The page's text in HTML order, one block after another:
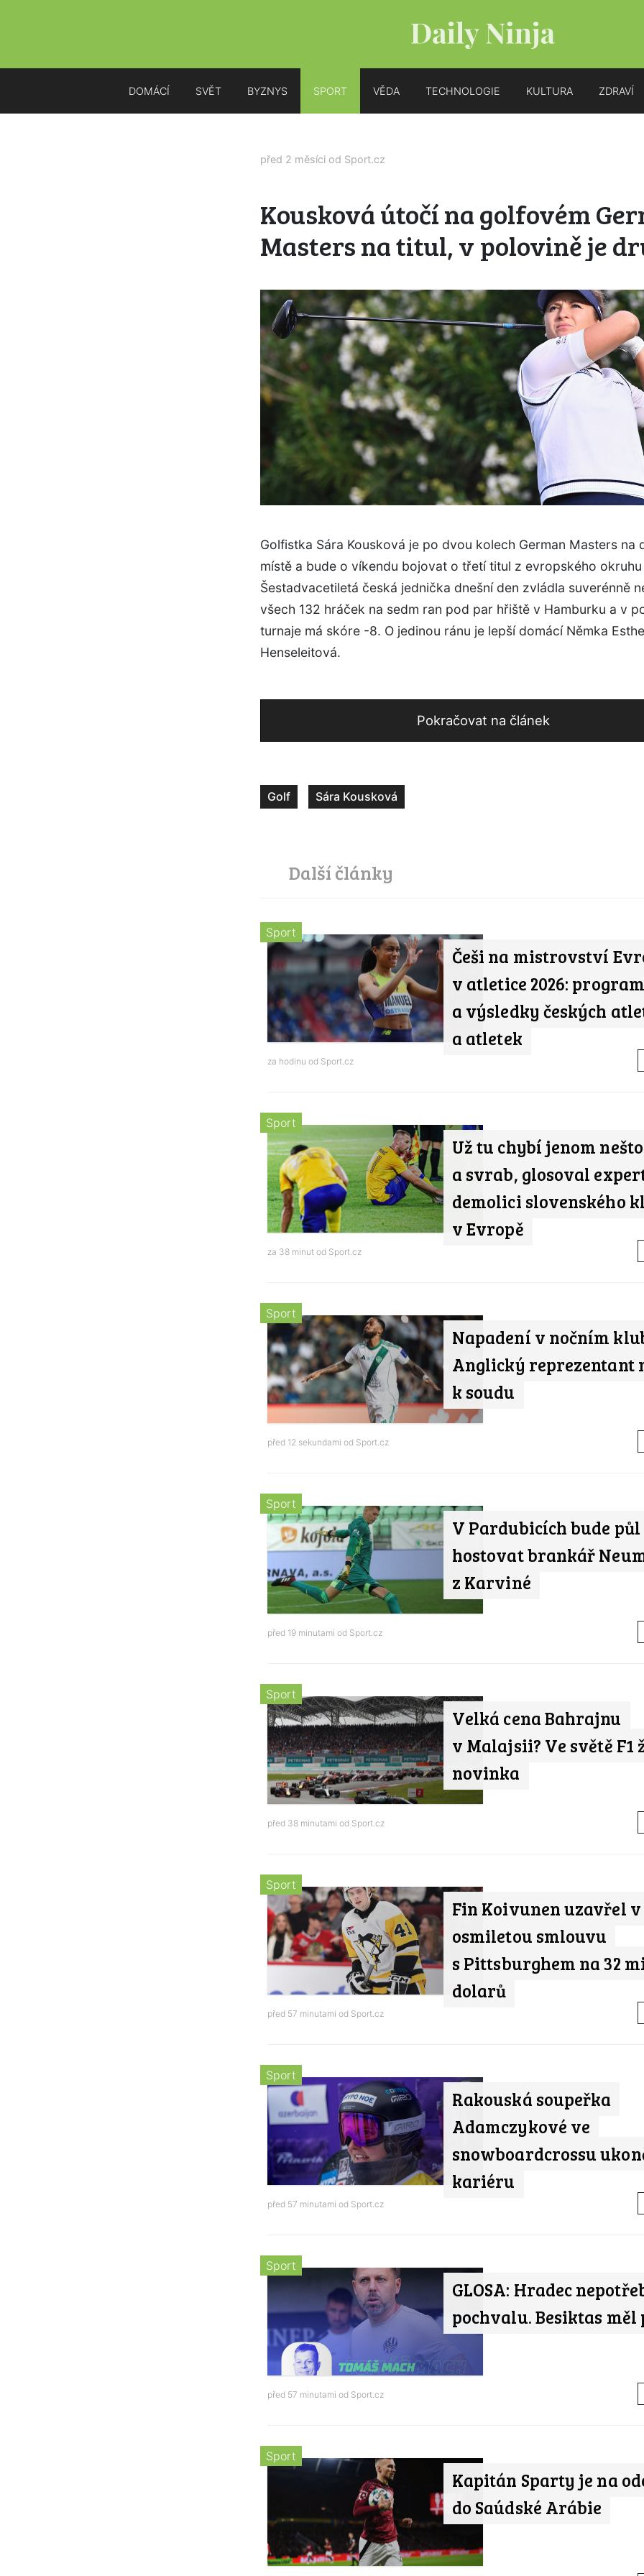
DOMÁCÍ SVĚT BYZNYS SPORT VĚDA TECHNOLOGIE KULTURA ZDRAVÍ
před 2 měsíci od Sport.cz
Kousková útočí na golfovém
Masters na titul, v polovině je
Golfistka Sára Kousková je po dvou kolech German Masters na
místě a bude o víkendu bojovat o třetí titul z evropského okruhu
Šestadvacetiletá česká jednička dnešní den zvládla suverénně
všech 132 hráček na sedm ran pod par hřiště v Hamburku a v
turnaje má skóre -8. O jedinou ránu je lepší domácí Němka
Henseleitová.
Pokračovat na článek
Golf Sára Kousková
Další články
Češi na mistrovství
v atletice 2026: program
a výsledky českých
a atletek
Sport
za hodinu od Sport.cz
Už tu chybí jenom
a svrab, glosoval
demolici slovenského
v Evropě
Sport
za 38 minut od Sport.cz
Napadení v nočním
Anglický reprezentant
k soudu
Sport
před 12 sekundami od Sport.cz
V Pardubicích bude
hostovat brankář
z Karviné
Sport
před 19 minutami od Sport.cz
Velká cena Bahrajnu
v Malajsii? Ve světě F1
novinka
Sport
před 38 minutami od Sport.cz
Fin Koivunen uzavřel v
osmiletou smlouvu
s Pittsburghem na 32
dolarů
Sport
před 57 minutami od Sport.cz
Rakouská soupeřka
Adamczykové ve
snowboardcrossu
kariéru
Sport
před 57 minutami od Sport.cz
GLOSA: Hradec
pochvalu. Besiktas
Sport
před 57 minutami od Sport.cz
Kapitán Sparty je na
do Saúdské Arábie
Sport